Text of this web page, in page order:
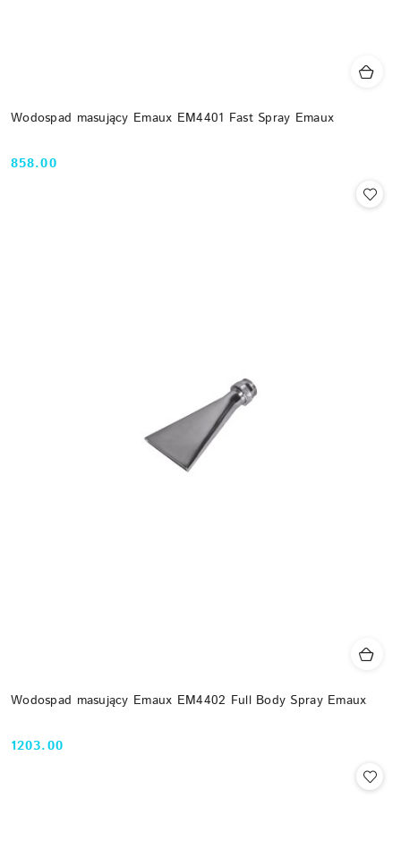
Wodospad masujący Emaux EM4401 Fast Spray Emaux
Cena:
858.00
Wodospad masujący Emaux EM4402 Full Body Spray Emaux
Cena:
1203.00